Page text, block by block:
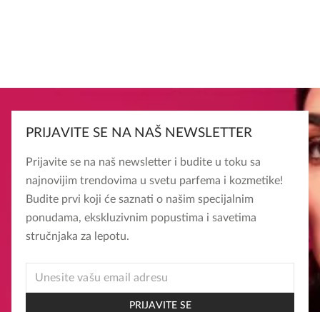
PRIJAVITE SE NA NAŠ NEWSLETTER
Prijavite se na naš newsletter i budite u toku sa
najnovijim trendovima u svetu parfema i kozmetike!
Budite prvi koji će saznati o našim specijalnim
ponudama, ekskluzivnim popustima i savetima
stručnjaka za lepotu.
EMAIL
PRIJAVITE SE